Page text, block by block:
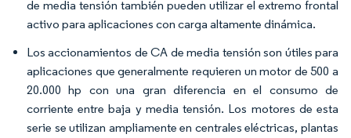
de media tensión también pueden utilizar el extremo frontal
activo para aplicaciones con carga altamente dinámica.
Los accionamientos de CA de media tensión son útiles para
aplicaciones que generalmente requieren un motor de 500 a
20.000 hp con una gran diferencia en el consumo de
corriente entre baja y media tensión. Los motores de esta
serie se utilizan ampliamente en centrales eléctricas, plantas